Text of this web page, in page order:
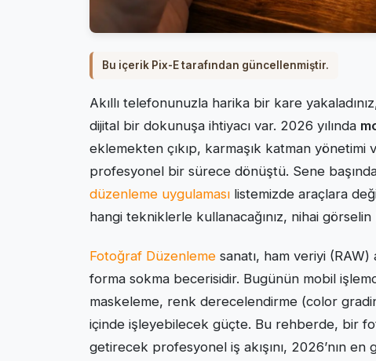
Bu içerik Pix-E tarafından güncellenmiştir.
Akıllı telefonunuzla harika bir kare
dijital bir dokunuşa ihtiyacı var. 2026 yılında
eklemekten çıkıp, karmaşık katman
profesyonel bir sürece dönüştü. Sene başında
düzenleme uygulaması listemizde araçlara
hangi tekniklerle kullanacağınız, nihai
Fotoğraf Düzenleme sanatı, ham veriyi
forma sokma becerisidir. Bugünün mobil
maskeleme, renk derecelendirme (color
içinde işleyebilecek güçte. Bu rehberde, bir
getirecek profesyonel iş akışını, 2026’nın